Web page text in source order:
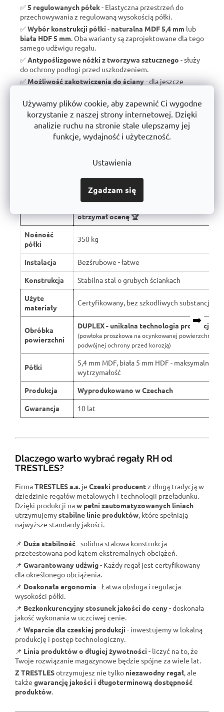
Używamy plików cookie, aby zapewnić Ci wygodne
korzystanie z naszej strony internetowej. Dzięki
analizie ruchu na stronie stale ulepszamy jej
funkcje, wydajność i użyteczność.
Ustawienia
Zgadzam się
✅ 5 regulowanych półek- Elastyczna przestrzeń do
przechowywania z regulowaną wysokością półki.
✅Wybór konstrukcji półki - naturalna MDF 5,4 mm lub
biała HDF 5 mm . Oba warianty są zaprojektowane dla tego
samego udźwigu regału.
✅ Antypoślizgowe nóżki z tworzywa sztucznego - służy
do ochrony podłogi przed uszkodzeniem.
✅Możliwość zakotwiczenia do ściany- dla jeszcze
✅Wyprodukowano w Czechach- brak taniego importu, ale
wsparcie dla czeskiej produkcji.
10 lat gwarancji- dowód jakości i długoterminowej
➡️
otrzymał ocenę 🏆
Nośność
półki
350 kg
Instalacja
Bezśrubowe - łatwe
Konstrukcja
Stabilna stal o grubych ściankach
Użyte
materiały
Certyfikowany, bez szkodliwych substancji
Obróbka
powierzchni
DUPLEX - unikalna technologia produkcji
(powłoka proszkowa na ocynkowanej powierzchni dla
podwójnej ochrony przed korozją)
Półki
5,4 mm MDF, biała 5 mm HDF - maksymalna
wytrzymałość
Produkcja
Wyprodukowano w Czechach
Gwarancja
10 lat
Dlaczego warto wybrać regały RH od
TRESTLES?
FirmaTRESTLES a.s. je Czeski producentz długą tradycją w
dziedzinie regałów metalowych i technologii przeładunku.
Dzięki produkcji naw pełni zautomatyzowanych liniach
utrzymujemystabilne linie produktów , które spełniają
najwyższe standardy jakości.
📌 Duża stabilność- solidna stalowa konstrukcja
przetestowana pod kątem ekstremalnych obciążeń.
📌 Gwarantowany udźwig- Każdy regał jest certyfikowany
dla określonego obciążenia.
📌 Doskonała ergonomia - Łatwa obsługa i regulacja
wysokości półki.
📌 Bezkonkurencyjny stosunek jakości do ceny- doskonała
jakość wykonania w uczciwej cenie.
📌 Wsparcie dla czeskiej produkcji - inwestujemy w lokalną
produkcję i postęp technologiczny.
📌 Linia produktów o długiej żywotności - liczyć na to, że
Twoje rozwiązanie magazynowe będzie spójne za wiele lat.
Z TRESTLESotrzymujesz nie tylko niezawodny regał , ale
także gwarancję jakości i długoterminową dostępność
produktów